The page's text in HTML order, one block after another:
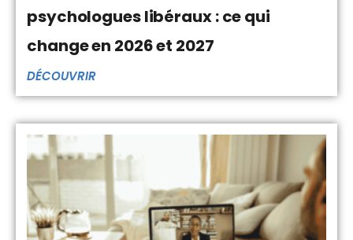
psychologues libéraux : ce qui
change en 2026 et 2027
DÉCOUVRIR